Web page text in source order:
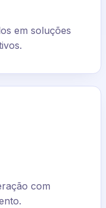
em soluções
com